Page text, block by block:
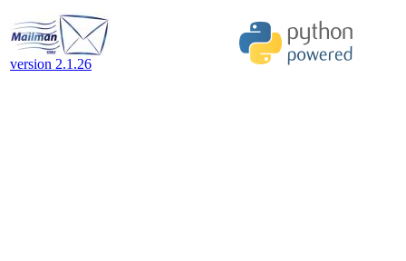
version 2.1.26